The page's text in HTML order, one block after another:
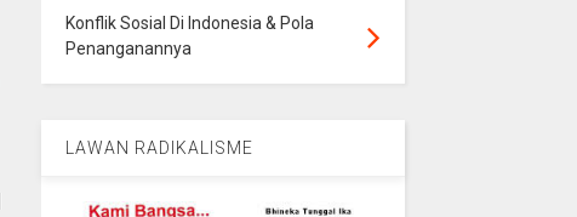
Konflik Sosial Di Indonesia & Pola
Penanganannya
LAWAN RADIKALISME